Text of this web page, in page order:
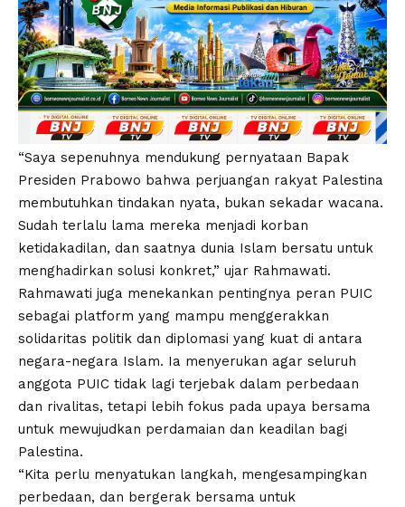
“Saya sepenuhnya mendukung pernyataan Bapak
Presiden Prabowo bahwa perjuangan rakyat Palestina
membutuhkan tindakan nyata, bukan sekadar wacana.
Sudah terlalu lama mereka menjadi korban
ketidakadilan, dan saatnya dunia Islam bersatu untuk
menghadirkan solusi konkret,” ujar Rahmawati.
Rahmawati juga menekankan pentingnya peran PUIC
sebagai platform yang mampu menggerakkan
solidaritas politik dan diplomasi yang kuat di antara
negara-negara Islam. Ia menyerukan agar seluruh
anggota PUIC tidak lagi terjebak dalam perbedaan
dan rivalitas, tetapi lebih fokus pada upaya bersama
untuk mewujudkan perdamaian dan keadilan bagi
Palestina.
“Kita perlu menyatukan langkah, mengesampingkan
perbedaan, dan bergerak bersama untuk